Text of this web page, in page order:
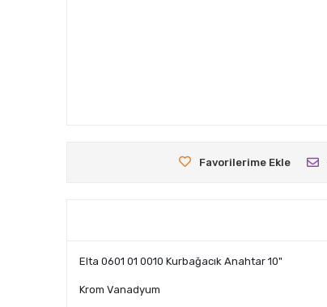
Favorilerime Ekle
Elta 0601 01 0010 Kurbağacık Anahtar 10"
Krom Vanadyum